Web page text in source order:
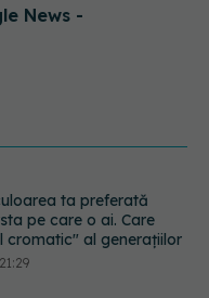
News -
Cancerele care pot fi
Sorin Bogdan
Au metode de